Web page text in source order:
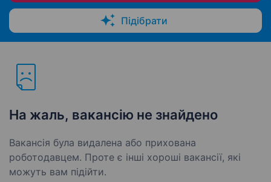
Підібрати
На жаль, вакансію не знайдено
Вакансія була видалена або прихована
роботодавцем. Проте є інші хороші вакансії, які
можуть вам підійти.